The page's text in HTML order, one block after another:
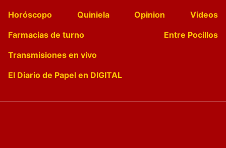
Horóscopo
Quiniela Opinion
Videos
Farmacias de turno
Entre Pocillos
Transmisiones en vivo
El Diario de Papel en DIGITAL